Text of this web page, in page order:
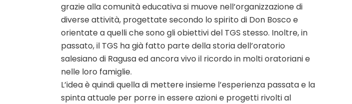
grazie alla comunità educativa si muove nell’organizzazione di
diverse attività, progettate secondo lo spirito di Don Bosco e
orientate a quelli che sono gli obiettivi del TGS stesso. Inoltre, in
passato, il TGS ha già fatto parte della storia dell’oratorio
salesiano di Ragusa ed ancora vivo il ricordo in molti oratoriani e
nelle loro famiglie.
L’idea è quindi quella di mettere insieme l’esperienza passata e la
spinta attuale per porre in essere azioni e progetti rivolti al